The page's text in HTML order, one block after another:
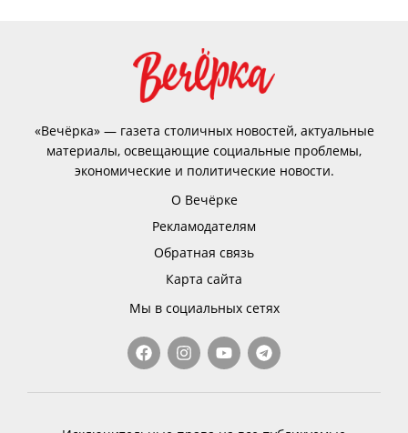
«Вечёрка» — газета столичных новостей, актуальные
материалы, освещающие социальные проблемы,
экономические и политические новости.
О Вечёрке
Рекламодателям
Обратная связь
Карта сайта
Мы в социальных сетях